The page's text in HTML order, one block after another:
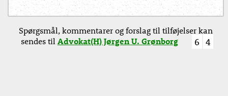
Spørgsmål, kommentarer og forslag til tilføjelser kan
sendes tilAdvokat(H) Jørgen U. Grønborg 6 4